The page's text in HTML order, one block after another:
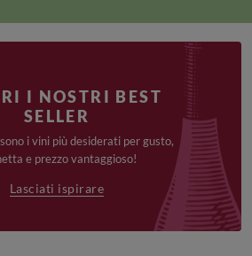
I NOSTRI BEST
SELLER
i vini più desiderati per gusto,
e prezzo vantaggioso!
Lasciati ispirare